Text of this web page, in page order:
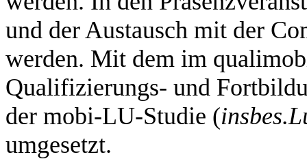
und der Austausch mit der
werden. Mit dem im
Qualifizierungs- und
der mobi-LU-Studie (insbes.
umgesetzt.